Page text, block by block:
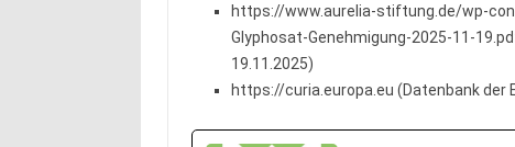
https://www.aurelia-stiftung.de/wp-
Glyphosat-Genehmigung-2025-11-
19.11.2025)
https://curia.europa.eu (Datenbank der